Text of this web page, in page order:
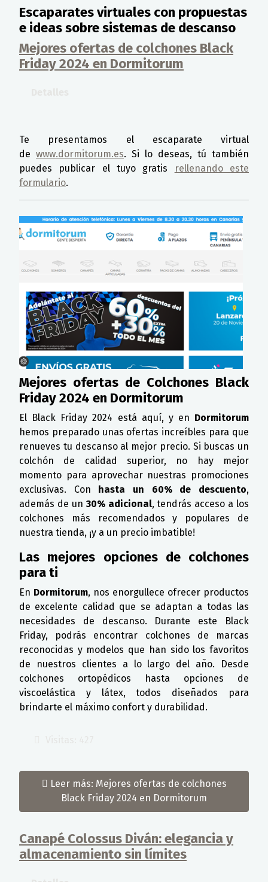
Escaparates virtuales con propuestas
e ideas sobre sistemas de descanso
Mejores ofertas de colchones Black
Friday 2024 en Dormitorum
Te presentamos el escaparate virtual
de www.dormitorum.es. Si lo deseas, tú también
puedes publicar el tuyo gratis
rellenando este
formulario.
Mejores ofertas de Colchones Black
Friday 2024 en Dormitorum
El Black Friday 2024 está aquí, y en Dormitorum
hemos preparado unas ofertas increíbles para que
renueves tu descanso al mejor precio. Si buscas un
colchón de calidad superior, no hay mejor
momento para aprovechar nuestras promociones
exclusivas. Con hasta un 60% de descuento,
además de un 30% adicional, tendrás acceso a los
colchones más recomendados y populares de
nuestra tienda, ¡y a un precio imbatible!
Las mejores opciones de colchones
para ti
En Dormitorum, nos enorgullece ofrecer productos
de excelente calidad que se adaptan a todas las
necesidades de descanso. Durante este Black
Friday, podrás encontrar colchones de marcas
reconocidas y modelos que han sido los favoritos
de nuestros clientes a lo largo del año. Desde
colchones ortopédicos hasta opciones de
viscoelástica y látex, todos diseñados para
brindarte el máximo confort y durabilidad.
Leer más: Mejores ofertas de colchones
Black Friday 2024 en Dormitorum
Canapé Colossus Diván: elegancia y
almacenamiento sin límites